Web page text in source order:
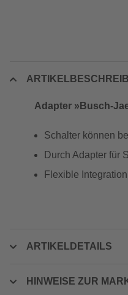
Adapter »Busch-
Schalter können
Durch Adapter für
Flexible
ARTIKELDETAILS
HINWEISE ZUR